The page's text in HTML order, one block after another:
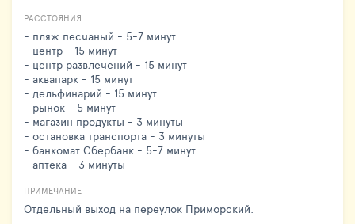
РАССТОЯНИЯ
- пляж песчаный - 5-7 минут
- центр - 15 минут
- центр развлечений - 15 минут
- аквапарк - 15 минут
- дельфинарий - 15 минут
- рынок - 5 минут
- магазин продукты - 3 минуты
- остановка транспорта - 3 минуты
- банкомат Сбербанк - 5-7 минут
- аптека - 3 минуты
ПРИМЕЧАНИЕ
Отдельный выход на переулок Приморский.